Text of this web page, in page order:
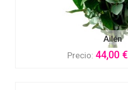
Ailén
Precio: 44,00 €